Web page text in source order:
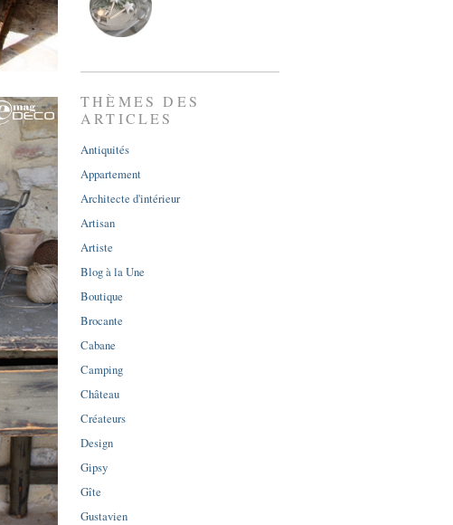
THÈMES DES
ARTICLES
Antiquités
Appartement
Architecte d'intérieur
Artisan
Artiste
Blog à la Une
Boutique
Brocante
Cabane
Camping
Château
Créateurs
Design
Gipsy
Gîte
Gustavien